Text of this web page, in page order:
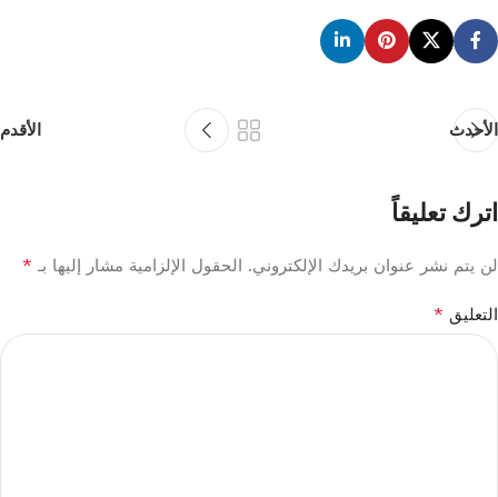
الأحدث الأقدم
اترك تعليقاً
لن يتم نشر عنوان بريدك الإلكتروني. الحقول الإلزامية مشار إليها بـ *
التعليق *